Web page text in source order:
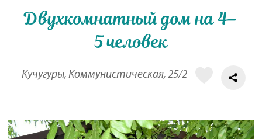
Двухкомнатный дом на 4–
5 человек
Кучугуры, Коммунистическая, 25/2